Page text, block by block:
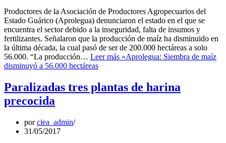
Productores de la Asociación de Productores Agropecuarios del
Estado Guárico (Aprolegua) denunciaron el estado en el que se
encuentra el sector debido a la inseguridad, falta de insumos y
fertilizantes. Señalaron que la producción de maíz ha disminuido en
la última década, la cual pasó de ser de 200.000 hectáreas a solo
56.000. “La producción… Leer más »Aprolegua: Siembra de maíz
disminuyó a 56.000 hectáreas
Paralizadas tres plantas de harina
precocida
porciea_admin
31/05/2017